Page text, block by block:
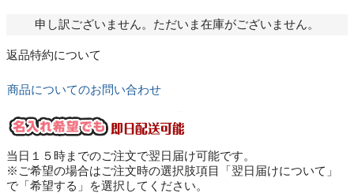
申し訳ございません。ただいま在庫がございません。
返品特約について
商品についてのお問い合わせ
当日１５時までのご注文で翌日届け可能です。
※ご希望の場合はご注文時の選択肢項目「翌日届けについて」
で「希望する」を選択してください。